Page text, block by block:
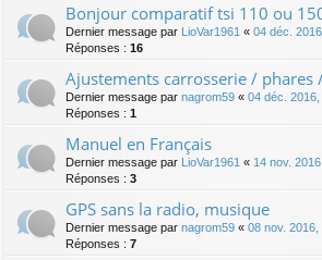
Bonjour comparatif tsi 110 ou
Dernier message par LioVar1961 « 04 déc.
Réponses : 16
Ajustements carrosserie / phares
Dernier message par nagrom59 « 04 déc. 2016,
Réponses : 1
Manuel en Français
Dernier message par LioVar1961 « 14 nov.
Réponses : 3
GPS sans la radio, musique
Dernier message par nagrom59 « 08 nov. 2016,
Réponses : 7